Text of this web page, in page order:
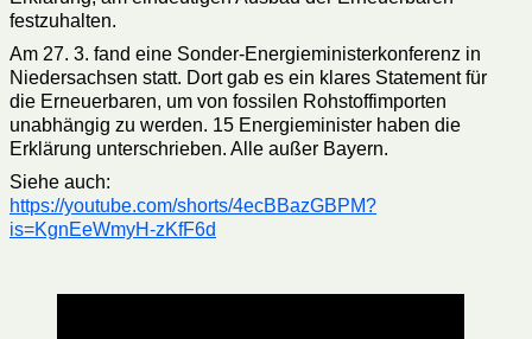
festzuhalten.
Am 27. 3. fand eine Sonder-Energieministerkonferenz in
Niedersachsen statt. Dort gab es ein klares Statement für
die Erneuerbaren, um von fossilen Rohstoffimporten
unabhängig zu werden. 15 Energieminister haben die
Erklärung unterschrieben. Alle außer Bayern.
Siehe auch:
https://youtube.com/shorts/4ecBBazGBPM?
is=KgnEeWmyH-zKfF6d